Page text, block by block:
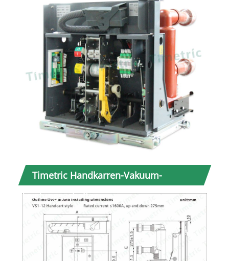
Timetric Handkarren-Vakuum-
Leistungsschalter